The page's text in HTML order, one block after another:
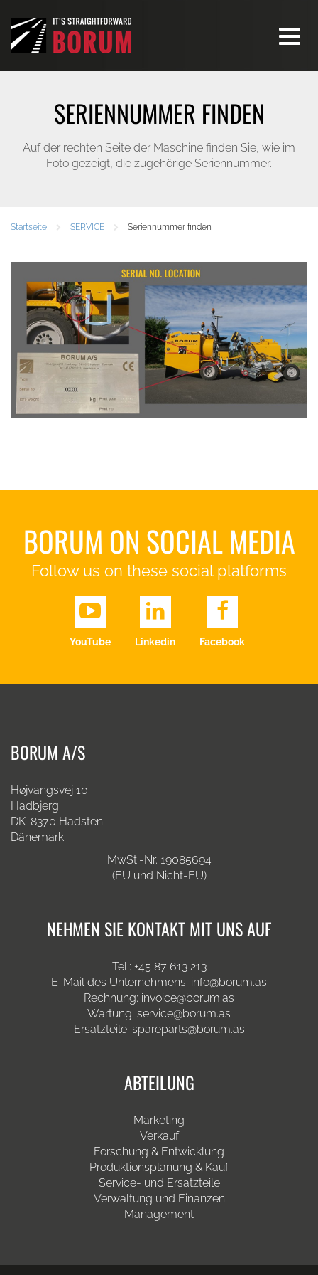
Toggle
SERIENNUMMER FINDEN
Auf der rechten Seite der Maschine finden Sie, wie im
Foto gezeigt, die zugehörige Seriennummer.
Startseite SERVICE Seriennummer finden
BORUM ON SOCIAL MEDIA
Follow us on these social platforms
YouTube Linkedin Facebook
BORUM A/S
Højvangsvej 10
Hadbjerg
DK-8370 Hadsten
Dänemark
MwSt.-Nr. 19085694
(EU und Nicht-EU)
NEHMEN SIE KONTAKT MIT UNS AUF
Tel.: +45 87 613 213
E-Mail des Unternehmens: info@borum.as
Rechnung: invoice@borum.as
Wartung: service@borum.as
Ersatzteile: spareparts@borum.as
ABTEILUNG
Marketing
Verkauf
Forschung & Entwicklung
Produktionsplanung & Kauf
Service- und Ersatzteile
Verwaltung und Finanzen
Management